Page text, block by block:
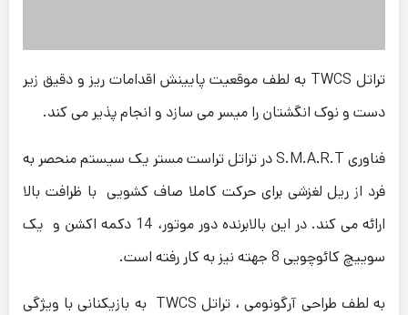
تراتل TWCS به لطف موقعیت پایینش اقدامات ریز و دقیق زیر
دست و نوک انگشتان را میسر می سازد و انجام پذیر می کند.
فناوری S.M.A.R.T در تراتل تراست مستر یک سیستم منحصر به
فرد از ریل لغزشی برای حرکت کاملا صاف کشویی با ظرافت بالا
ارائه می کند. در این بالابرنده دور موتور، 14 دکمه اکشن و یک
سوییچ کائوچویی 8 جهته نیز به کار رفته است.
به لطف طراحی آرگونومی ، تراتل TWCS به بازیکنانی با ویژگی